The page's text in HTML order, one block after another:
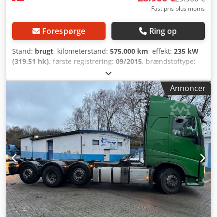
Fast pris plus moms
Forespørge Ring op
Stand: brugt, kilometerstand: 575.000 km, effekt: 235 kW
(319,51 hk), første registrering: 09/2015, brændstoftype:
26.000 kg, akslekonfiguration:
aksler, farve:hvid, geartype:automatisk, emissionsklasse:
, længde af lastrum:9.883 mm, læsningsbredde:
, lastepladshøjde:2.286 mm, Produktionsår:
ABS, bagklap med lift, klimaanlæg,
Producent: Scania Model: P320 6x2*4 Carrier Supra 1250
Mt 9,80 m. Kølevogn Årgang: 2015 Stand: God Stelnummer:
YS2P6X20005392286 Ref.nr.: 768012 Registreringsdato: 11-
09-2015 Sidst set: 15-09-2025 Motor: D9 HK: 320 Km:
575.000 Gearkasse: Opticruise (GR875) Eurotype: 6
Dieseltank: 1 Tankkapacitet: 400 L Bakkamera: ?
Kabinevarmer: ? Aircondition: ? Kabinetype: CP14L
Navigation: ? Crodsxu Tawjpfx Algef Radio: ? Skivebremser:
? ABS: ? Motorbremse: ? Dækstørrelse: 315/70R22.5
Mønsterdybde (for/bag/anden): 40% 30% 70%
Annoncer